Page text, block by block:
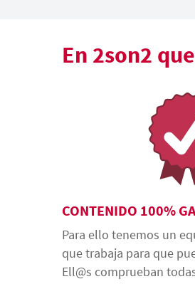
En 2son2
CONTENIDO 100%
Para ello tenemos un
que trabaja para que
Ell@s comprueban